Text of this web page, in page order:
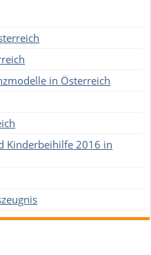
in Österreich
Kinderbeihilfe 2016 in